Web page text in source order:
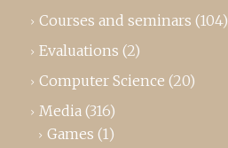
Courses and seminars (104)
Evaluations (2)
Computer Science (20)
Media (316)
Games (1)